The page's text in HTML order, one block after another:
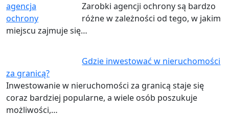
Zarobki agencji ochrony są bardzo
różne w zależności od tego, w jakim
miejscu zajmuje się…
Gdzie inwestować w nieruchomości
za granicą?
Inwestowanie w nieruchomości za granicą staje się
coraz bardziej popularne, a wiele osób poszukuje
możliwości,…